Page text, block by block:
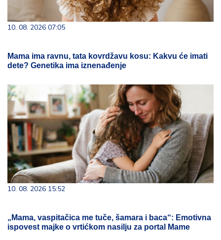
10. 08. 2026 07:05
Mama ima ravnu, tata kovrdžavu kosu: Kakvu će imati
dete? Genetika ima iznenađenje
10. 08. 2026 15:52
„Mama, vaspitačica me tuče, šamara i baca“: Emotivna
ispovest majke o vrtićkom nasilju za portal Mame